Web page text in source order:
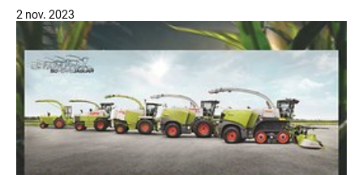
2 nov. 2023